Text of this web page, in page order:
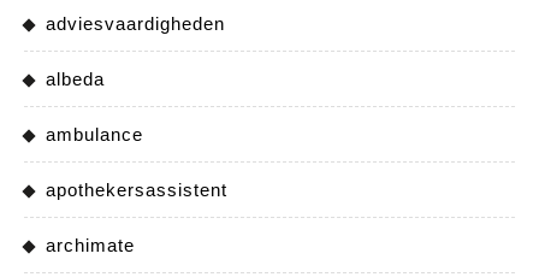
adviesvaardigheden
albeda
ambulance
apothekersassistent
archimate